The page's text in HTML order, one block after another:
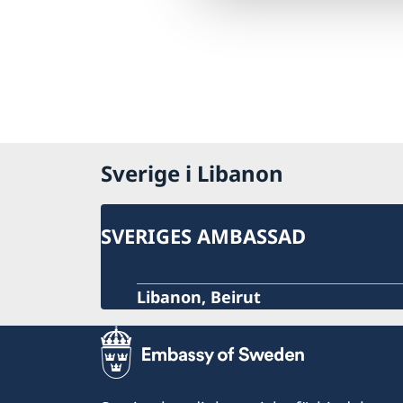
Sverige i Libanon
SVERIGES AMBASSAD
Libanon, Beirut